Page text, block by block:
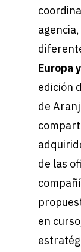
Europa
edición
de
de las
en